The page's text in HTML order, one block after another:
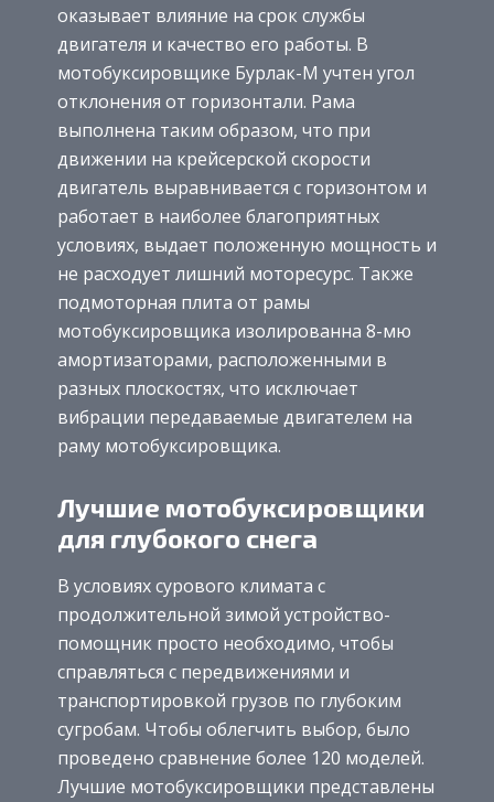
оказывает влияние на срок службы
двигателя и качество его работы. В
мотобуксировщике Бурлак-М учтен угол
отклонения от горизонтали. Рама
выполнена таким образом, что при
движении на крейсерской скорости
двигатель выравнивается с горизонтом и
работает в наиболее благоприятных
условиях, выдает положенную мощность и
не расходует лишний моторесурс. Также
подмоторная плита от рамы
мотобуксировщика изолированна 8-мю
амортизаторами, расположенными в
разных плоскостях, что исключает
вибрации передаваемые двигателем на
раму мотобуксировщика.
Лучшие мотобуксировщики
для глубокого снега
В условиях сурового климата с
продолжительной зимой устройство-
помощник просто необходимо, чтобы
справляться с передвижениями и
транспортировкой грузов по глубоким
сугробам. Чтобы облегчить выбор, было
проведено сравнение более 120 моделей.
Лучшие мотобуксировщики представлены